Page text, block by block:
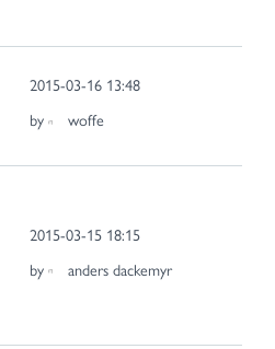
2015-03-16 13:48
by
woffe
2015-03-15 18:15
by
anders dackemyr